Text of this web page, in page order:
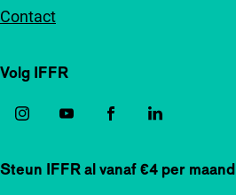
Contact
Volg IFFR
Steun IFFR al vanaf €4 per maand